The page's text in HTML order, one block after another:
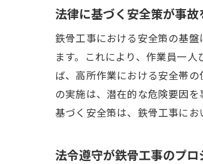
法律に基づく安全策が事故
鉄骨工事における安全策の基
ます。これにより、作業員一
ば、高所作業における安全帯
の実施は、潜在的な危険要因
基づく安全策は、鉄骨工事にお
法令遵守が鉄骨工事のプ